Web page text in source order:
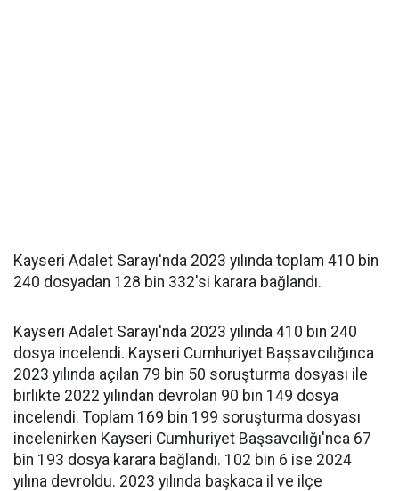
Kayseri Adalet Sarayı'nda 2023 yılında toplam 410 bin
240 dosyadan 128 bin 332'si karara bağlandı.
Kayseri Adalet Sarayı'nda 2023 yılında 410 bin 240
dosya incelendi. Kayseri Cumhuriyet Başsavcılığınca
2023 yılında açılan 79 bin 50 soruşturma dosyası ile
birlikte 2022 yılından devrolan 90 bin 149 dosya
incelendi. Toplam 169 bin 199 soruşturma dosyası
incelenirken Kayseri Cumhuriyet Başsavcılığı'nca 67
bin 193 dosya karara bağlandı. 102 bin 6 ise 2024
yılına devroldu. 2023 yılında başkaca il ve ilçe